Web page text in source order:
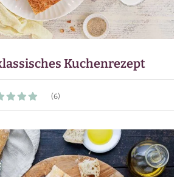
Kuchenrezept
(6)